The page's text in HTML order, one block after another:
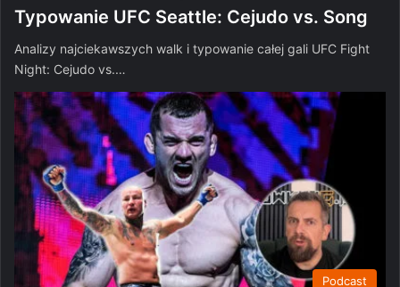
Typowanie UFC Seattle: Cejudo vs. Song
Analizy najciekawszych walk i typowanie całej gali UFC Fight
Night: Cejudo vs.…
Podcast